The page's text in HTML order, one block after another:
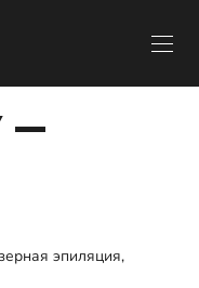
—
эпиляция,